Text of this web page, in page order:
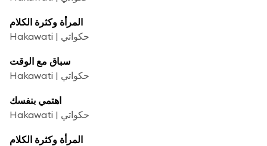
المرأة وكثرة الكلام
Hakawati | حكواتي
سباق مع الوقت
Hakawati | حكواتي
اهتمي بنفسك
Hakawati | حكواتي
المرأة وكثرة الكلام